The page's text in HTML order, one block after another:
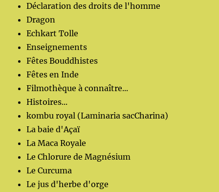
Déclaration des droits de l'homme
Dragon
Echkart Tolle
Enseignements
Fêtes Bouddhistes
Fêtes en Inde
Filmothèque à connaître...
Histoires...
kombu royal (Laminaria sacCharina)
La baie d'Açaï
La Maca Royale
Le Chlorure de Magnésium
Le Curcuma
Le jus d'herbe d'orge